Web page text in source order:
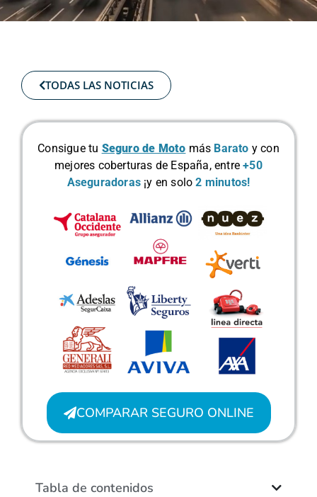
TODAS LAS NOTICIAS
Consigue tu Seguro de Moto más Barato y con
mejores coberturas de España, entre+50
Aseguradoras ¡y en solo2 minutos!
COMPARAR SEGURO ONLINE
Tabla de contenidos